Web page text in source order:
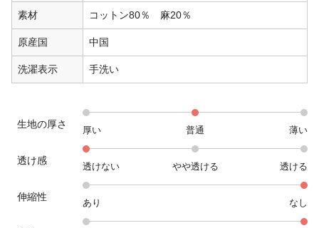
素材 コットン80％ 麻20％
原産国 中国
洗濯表示 手洗い
生地の厚さ
厚い 普通 薄い
透け感
透けない やや透ける 透ける
伸縮性
あり なし